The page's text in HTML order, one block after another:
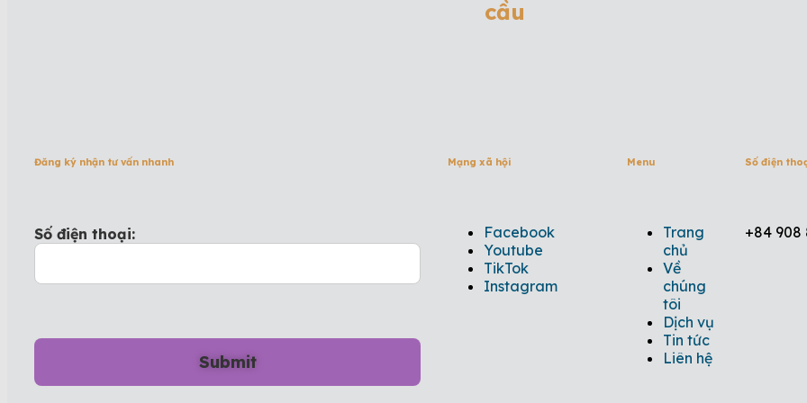
cầu
Đăng ký nhận tư vấn nhanh
Số điện thoại:
Mạng xã hội
Facebook
Youtube
TikTok
Instagram
Menu
Trang
chủ
Về
chúng
tôi
Dịch vụ
Tin tức
Liên hệ
Số điện
+84 908